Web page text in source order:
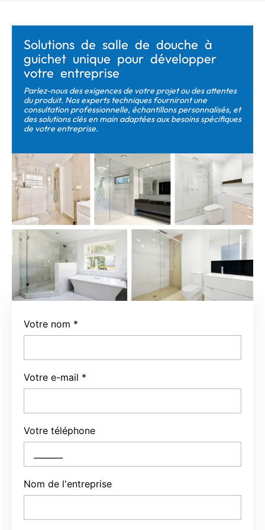
Solutions de salle de douche à
guichet unique pour développer
votre entreprise
Parlez-nous des exigences de votre projet ou des attentes
du produit. Nos experts techniques fourniront une
consultation professionnelle, échantillons personnalisés, et
des solutions clés en main adaptées aux besoins spécifiques
de votre entreprise.
Votre nom *
Votre e-mail *
Votre téléphone
Nom de l'entreprise